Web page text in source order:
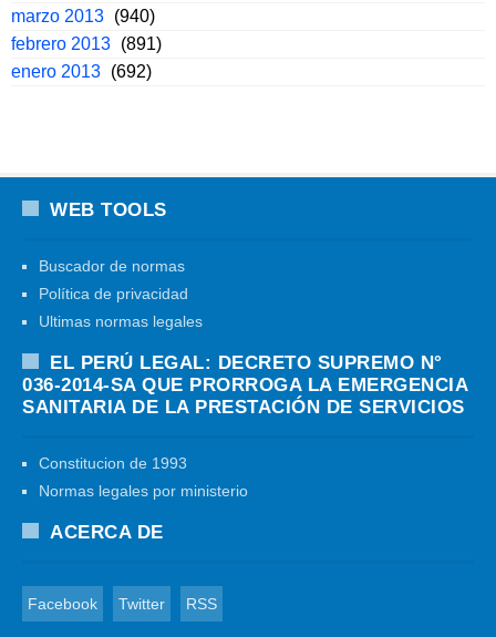
marzo 2013 (940)
febrero 2013 (891)
enero 2013 (692)
WEB TOOLS
Buscador de normas
Política de privacidad
Ultimas normas legales
EL PERÚ LEGAL: DECRETO SUPREMO N°
036-2014-SA QUE PRORROGA LA EMERGENCIA
SANITARIA DE LA PRESTACIÓN DE SERVICIOS
Constitucion de 1993
Normas legales por ministerio
ACERCA DE
Facebook Twitter RSS